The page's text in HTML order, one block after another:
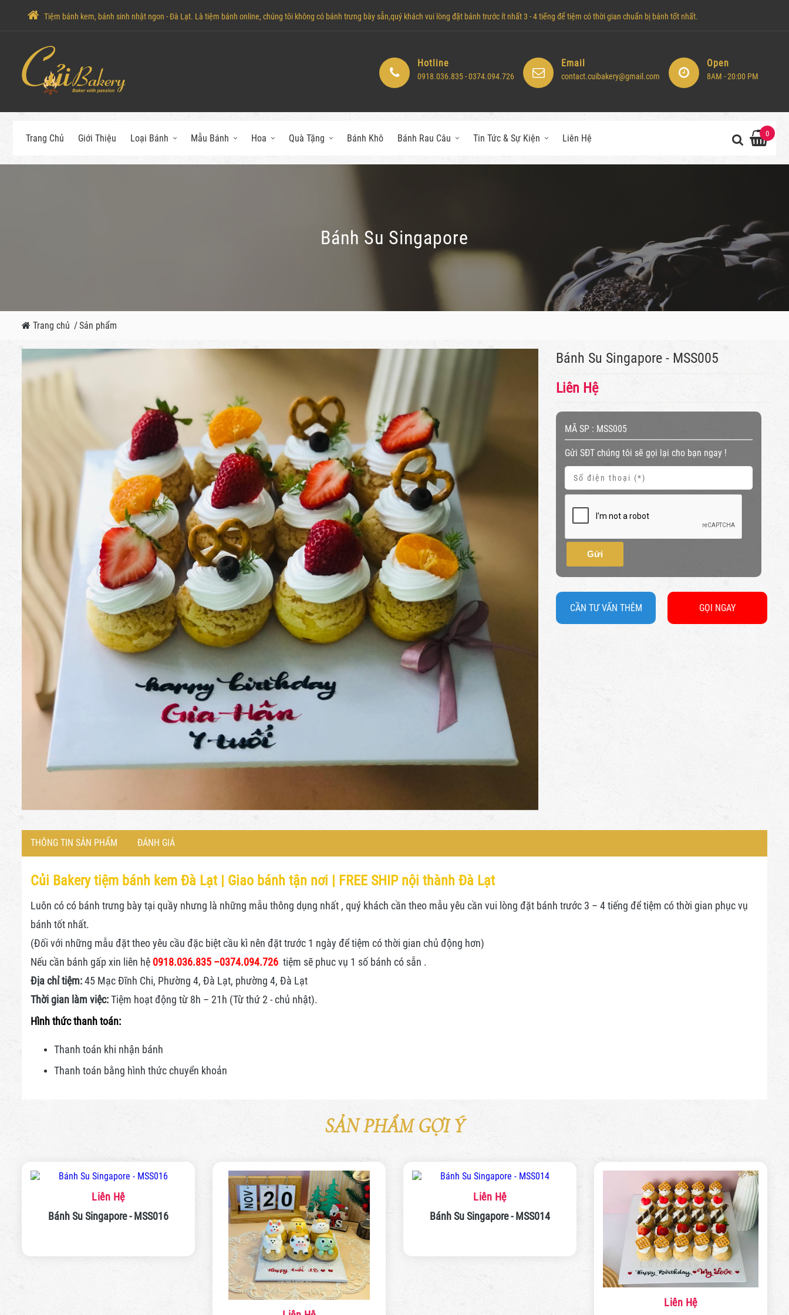
Tiệm bánh kem, bánh sinh nhật ngon - Đà Lạt. Là tiệm bánh online, chúng tôi không có bánh trưng bày sẵn,quý khách vui lòng đặt bánh trước ít nhất 3 - 4 tiếng để tiệm có thời gian chuẩn bị bánh tốt nhất.
Hotline
0918.036.835 - 0374.094.726
Email
contact.cuibakery@gmail.com
Open
8AM - 20:00 PM
Trang Chủ Giới Thiệu Loại Bánh Mẫu Bánh Hoa Quà Tặng Bánh Khô Bánh Rau Câu Tin Tức & Sự Kiện Liên Hệ 0
Bánh Su Singapore
Trang chủ /Sản phẩm
Bánh Su Singapore - MSS005
Liên Hệ
MÃ SP : MSS005
Gửi SĐT chúng tôi sẽ gọi lại cho bạn ngay !
Gửi
CẦN TƯ VẤN THÊM GỌI NGAY
THÔNG TIN SẢN PHẨM ĐÁNH GIÁ
Củi Bakery tiệm bánh kem Đà Lạt | Giao bánh tận nơi | FREE SHIP nội thành Đà Lạt
Luôn có có bánh trưng bày tại quầy nhưng là những mẫu thông dụng nhất , quý khách cần theo mẫu yêu cần vui lòng đặt bánh trước 3 – 4 tiếng để tiệm có thời gian phục vụ
bánh tốt nhất.
(Đối với những mẫu đặt theo yêu cầu đặc biệt cầu kì nên đặt trước 1 ngày để tiệm có thời gian chủ động hơn)
Nếu cần bánh gấp xin liên hệ 0918.036.835 –0374.094.726 tiệm sẽ phuc vụ 1 số bánh có sẵn .
Địa chỉ tiệm:45 Mạc Đĩnh Chi, Phường 4, Đà Lạt, phường 4, Đà Lạt
Thời gian làm việc:Tiệm hoạt động từ 8h – 21h (Từ thứ 2 - chủ nhật).
Hình thức thanh toán:
Thanh toán khi nhận bánh
Thanh toán bằng hình thứcchuyển khoản
SẢN PHẨM GỢI Ý
Liên Hệ
Bánh Su Singapore - MSS016
Liên Hệ
Bánh Su Singapore - MSS014
Liên Hệ